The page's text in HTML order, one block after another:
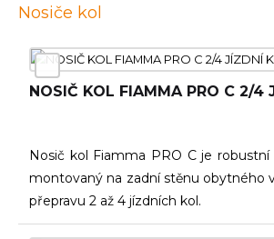
Nosiče kol
NOSIČ KOL FIAMMA PRO C 2/4
Nosič kol Fiamma PRO C je robustní
montovaný na zadní stěnu obytného
přepravu 2 až 4 jízdních kol.